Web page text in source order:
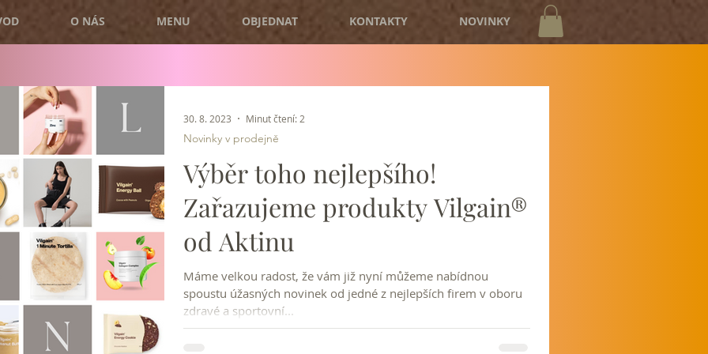
O NÁS MENU OBJEDNAT KONTAKTY NOVINKY
Výběr toho nejlepšího!
Zařazujeme produkty Vilgain®
od Aktinu
Máme velkou radost, že vám již nyní můžeme nabídnou
spoustu úžasných novinek od jedné z nejlepších firem v oboru
zdravé a sportovní...
Novinky v prodejně
30. 8. 2023 Minut čtení: 2